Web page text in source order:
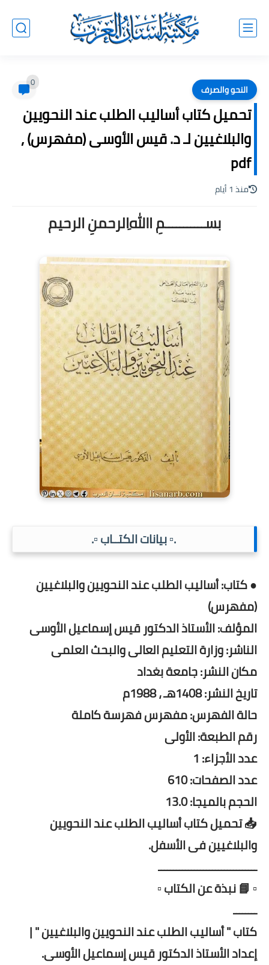
النحو والصرف 0
تحميل كتاب أساليب الطلب عند النحويين
والبلاغيين لـ د. قيس الأوسى (مفهرس) ,
pdf
منذ 1 أيام
بســـــــــــمِ اﷲِالرحمنِ الرحيم
.▫️ بيانات الكتــاب ▫️.
● كتاب: أساليب الطلب عند النحويين والبلاغيين
(مفهرس)
المؤلف: الأستاذ الدكتور قيس إسماعيل الأوسى
الناشر: وزارة التعليم العالى والبحث العلمى
مكان النشر: جامعة بغداد
تاريخ النشر: 1408هـ ، 1988م
حالة الفهرس: مفهرس فهرسة كاملة
رقم الطبعة: الأولى
عدد الأجزاء: 1
عدد الصفحات: 610
الحجم بالميجا: 13.0
📥 تحميل كتاب أساليب الطلب عند النحويين
والبلاغيين فى الأسفل.
ـــــــــــــــــــــــــــــــــ
▫️ 📘 نبذة عن الكتاب ▫️
ــــــــ
كتاب " أساليب الطلب عند النحويين والبلاغيين " |
إعداد الأستاذ الدكتور قيس إسماعيل الأوسى.